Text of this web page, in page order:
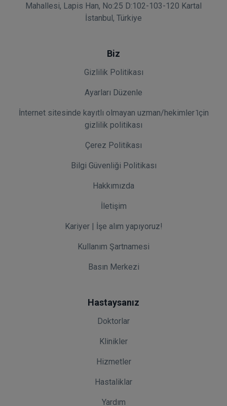
Mahallesi, Lapis Han, No:25 D:102-103-120 Kartal
İstanbul, Türkiye
Biz
Gizlilik Politikası
Ayarları Düzenle
İnternet sitesinde kayıtlı olmayan uzman/hekimler i̇çin
gizlilik politikası
Çerez Politikası
Bilgi Güvenliği Politikası
Hakkımızda
İletişim
Kariyer | İşe alım yapıyoruz!
Kullanım Şartnamesi
Basın Merkezi
Hastaysanız
Doktorlar
Klinikler
Hizmetler
Hastaliklar
Yardım